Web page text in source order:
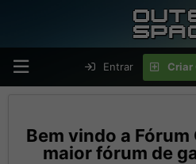
Entrar Criar
Fórum
maior fórum de